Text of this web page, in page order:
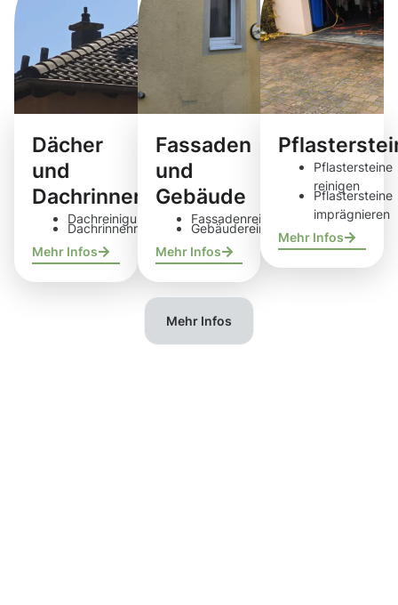
Dächer
und
Dachrinnen
Dachreinigung
Dachrinnenreinigung
Mehr Infos
Fassaden
und
Gebäude
Fassadenreinigung
Gebäudereinigung
Mehr Infos
Pflastersteine
reinigen
Pflastersteine
imprägnieren
Mehr Infos
Mehr Infos